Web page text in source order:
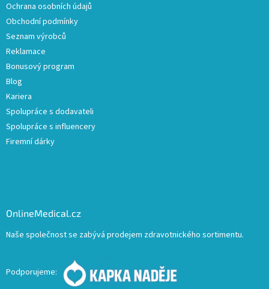
Ochrana osobních údajů
Obchodní podmínky
Seznam výrobců
Reklamace
Bonusový program
Blog
Kariera
Spolupráce s dodavateli
Spolupráce s influencery
Firemní dárky
OnlineMedical.cz
Naše společnost se zabývá prodejem zdravotnického sortimentu.
Podporujeme: